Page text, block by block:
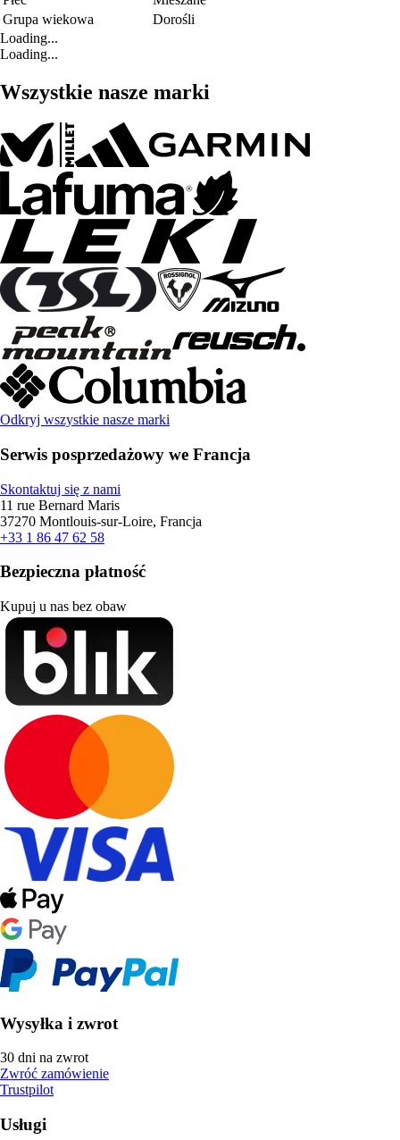
Grupa wiekowa
Dorośli
Loading...
Loading...
Wszystkie nasze marki
Odkryj wszystkie nasze marki
Serwis posprzedażowy we Francja
Skontaktuj się z nami
11 rue Bernard Maris
37270 Montlouis-sur-Loire, Francja
+33 1 86 47 62 58
Bezpieczna płatność
Kupuj u nas bez obaw
Wysyłka i zwrot
30 dni na zwrot
Zwróć zamówienie
Trustpilot
Usługi